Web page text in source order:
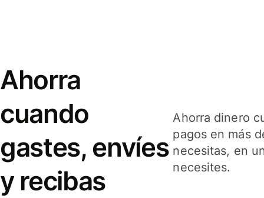
Ahorra
cuando
gastes, envíes
y recibas
Ahorra dinero
pagos en más
necesitas, en
necesites.